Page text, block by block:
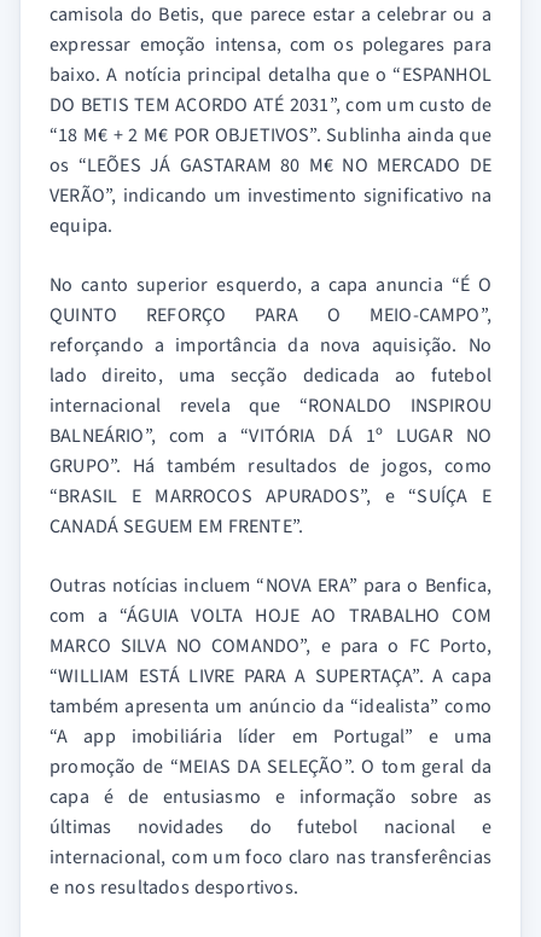
camisola do Betis, que parece estar a celebrar ou a
expressar emoção intensa, com os polegares para
baixo. A notícia principal detalha que o “ESPANHOL
DO BETIS TEM ACORDO ATÉ 2031”, com um custo de
“18 M€ + 2 M€ POR OBJETIVOS”. Sublinha ainda que
os “LEÕES JÁ GASTARAM 80 M€ NO MERCADO DE
VERÃO”, indicando um investimento significativo na
equipa.
No canto superior esquerdo, a capa anuncia “É O
QUINTO REFORÇO PARA O MEIO-CAMPO”,
reforçando a importância da nova aquisição. No
lado direito, uma secção dedicada ao futebol
internacional revela que “RONALDO INSPIROU
BALNEÁRIO”, com a “VITÓRIA DÁ 1º LUGAR NO
GRUPO”. Há também resultados de jogos, como
“BRASIL E MARROCOS APURADOS”, e “SUÍÇA E
CANADÁ SEGUEM EM FRENTE”.
Outras notícias incluem “NOVA ERA” para o Benfica,
com a “ÁGUIA VOLTA HOJE AO TRABALHO COM
MARCO SILVA NO COMANDO”, e para o FC Porto,
“WILLIAM ESTÁ LIVRE PARA A SUPERTAÇA”. A capa
também apresenta um anúncio da “idealista” como
“A app imobiliária líder em Portugal” e uma
promoção de “MEIAS DA SELEÇÃO”. O tom geral da
capa é de entusiasmo e informação sobre as
últimas novidades do futebol nacional e
internacional, com um foco claro nas transferências
e nos resultados desportivos.